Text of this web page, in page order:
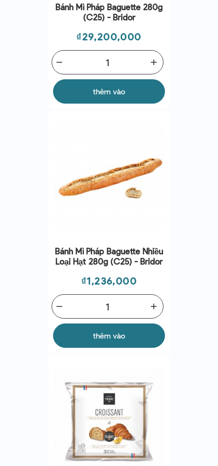
Bánh Mì Pháp Baguette 280g
(C25) - Bridor
Giá
₫29,200,000
add
remove
thêm vào
Bánh Mì Pháp Baguette Nhiều
Loại Hạt 280g (C25) - Bridor
Giá
₫1,236,000
add
remove
thêm vào